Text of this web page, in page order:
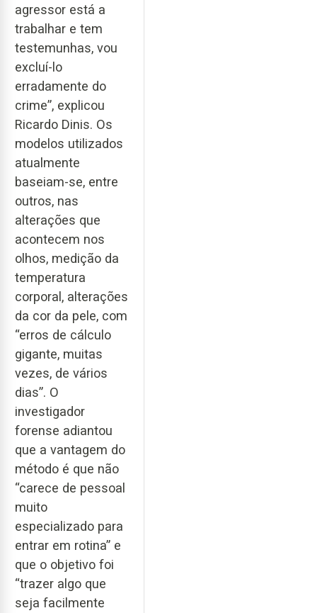
agressor está a
trabalhar e tem
testemunhas, vou
excluí-lo
erradamente do
crime”, explicou
Ricardo Dinis. Os
modelos utilizados
atualmente
baseiam-se, entre
outros, nas
alterações que
acontecem nos
olhos, medição da
temperatura
corporal, alterações
da cor da pele, com
“erros de cálculo
gigante, muitas
vezes, de vários
dias”. O
investigador
forense adiantou
que a vantagem do
método é que não
“carece de pessoal
muito
especializado para
entrar em rotina” e
que o objetivo foi
“trazer algo que
seja facilmente